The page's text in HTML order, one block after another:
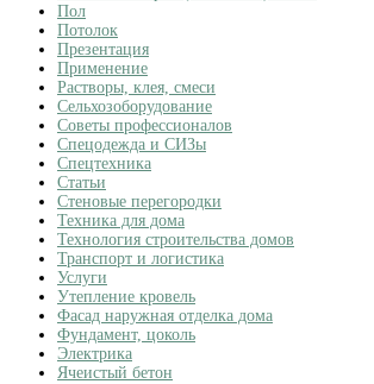
Пол
Потолок
Презентация
Применение
Растворы, клея, смеси
Сельхозоборудование
Советы профессионалов
Спецодежда и СИЗы
Спецтехника
Статьи
Стеновые перегородки
Техника для дома
Технология строительства домов
Транспорт и логистика
Услуги
Утепление кровель
Фасад наружная отделка дома
Фундамент, цоколь
Электрика
Ячеистый бетон